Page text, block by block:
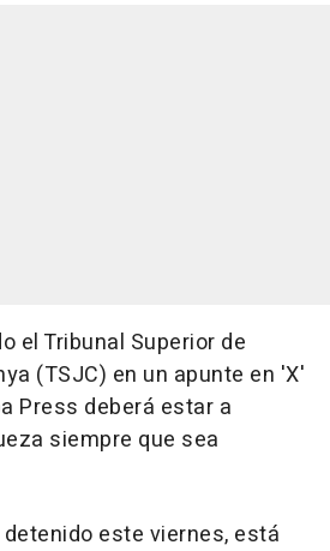
el Tribunal Superior de
(TSJC) en un apunte en 'X'
Press deberá estar a
siempre que sea
este viernes, está